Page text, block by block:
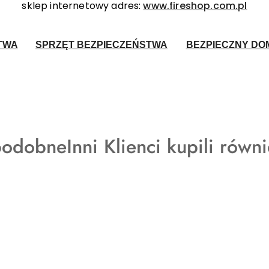
sklep internetowy adres:www.fireshop.com.pl
SPRZĘT BEZPIECZEŃSTWA BEZPIECZNY
Produkty
Inni Klienci kupili